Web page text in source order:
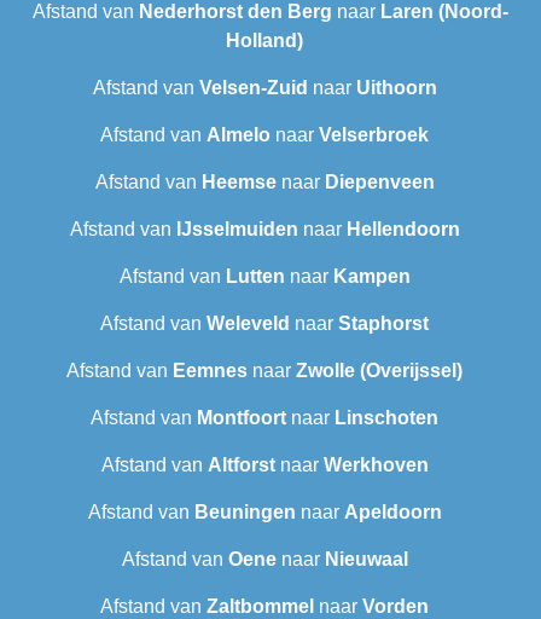
Afstand van Nederhorst den Berg naar Laren (Noord-
Holland)
Afstand van Velsen-Zuid naar Uithoorn
Afstand van Almelo naar Velserbroek
Afstand van Heemsenaar Diepenveen
Afstand van IJsselmuiden naar Hellendoorn
Afstand van Lutten naar Kampen
Afstand van Weleveld naar Staphorst
Afstand van Eemnes naar Zwolle (Overijssel)
Afstand van Montfoort naar Linschoten
Afstand van Altforstnaar Werkhoven
Afstand van Beuningen naar Apeldoorn
Afstand van Oenenaar Nieuwaal
Afstand van Zaltbommel naar Vorden